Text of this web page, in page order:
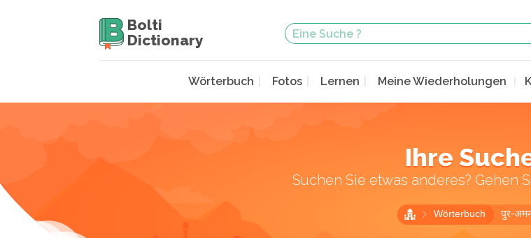
Bolti
Dictionary
Wörterbuch Fotos Lernen Meine Wiederholungen
Ihre
Suchen Sie etwas anderes? Gehen
Wörterbuch पुर-